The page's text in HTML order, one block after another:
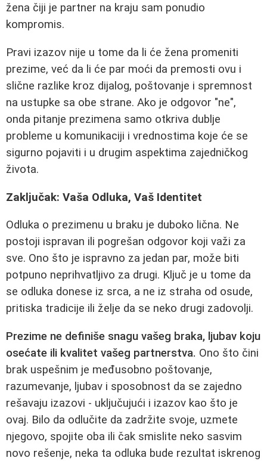
žena čiji je partner na kraju sam ponudio
kompromis.
Pravi izazov nije u tome da li će žena promeniti
prezime, već da li će par moći da premosti ovu i
slične razlike kroz dijalog, poštovanje i spremnost
na ustupke sa obe strane. Ako je odgovor "ne",
onda pitanje prezimena samo otkriva dublje
probleme u komunikaciji i vrednostima koje će se
sigurno pojaviti i u drugim aspektima zajedničkog
života.
Zaključak: Vaša Odluka, Vaš Identitet
Odluka o prezimenu u braku je duboko lična. Ne
postoji ispravan ili pogrešan odgovor koji važi za
sve. Ono što je ispravno za jedan par, može biti
potpuno neprihvatljivo za drugi. Ključ je u tome da
se odluka donese iz srca, a ne iz straha od osude,
pritiska tradicije ili želje da se neko drugi zadovolji.
Prezime ne definiše snagu vašeg braka, ljubav koju
osećate ili kvalitet vašeg partnerstva. Ono što čini
brak uspešnim je međusobno poštovanje,
razumevanje, ljubav i sposobnost da se zajedno
rešavaju izazovi - uključujući i izazov kao što je
ovaj. Bilo da odlučite da zadržite svoje, uzmete
njegovo, spojite oba ili čak smislite neko sasvim
novo rešenje, neka ta odluka bude rezultat iskrenog